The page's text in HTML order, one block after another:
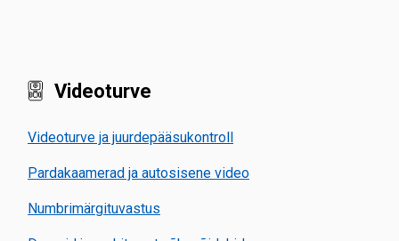
Videoturve
Videoturve ja juurdepääsukontroll
Pardakaamerad ja autosisene video
Numbrimärgituvastus